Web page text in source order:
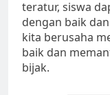
teratur, siswa
dengan baik
kita berusaha
baik dan
bijak.